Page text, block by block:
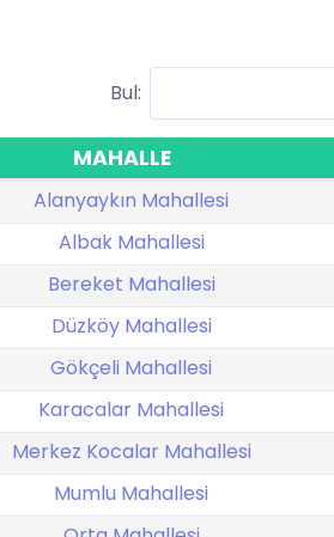
Bul:
MAHALLE
Alanyaykın Mahallesi
Albak Mahallesi
Bereket Mahallesi
Düzköy Mahallesi
Gökçeli Mahallesi
Karacalar Mahallesi
Merkez Kocalar Mahallesi
Mumlu Mahallesi